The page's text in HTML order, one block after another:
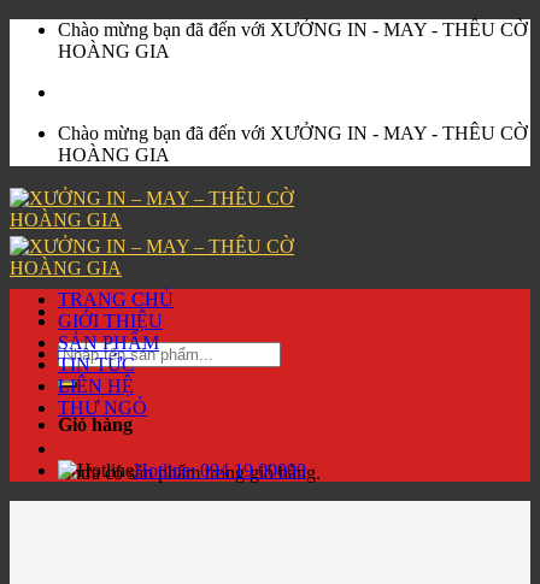
Skip
Chào mừng bạn đã đến với XƯỞNG IN - MAY - THÊU CỜ
HOÀNG GIA
Chào mừng bạn đã đến với XƯỞNG IN - MAY - THÊU CỜ
HOÀNG GIA
Tìm
kiếm:
Giỏ hàng
Chưa có sản phẩm trong giỏ hàng.
TRANG CHỦ
GIỚI THIỆU
SẢN PHẨM
TIN TỨC
LIÊN HỆ
THƯ NGỎ
Hotline:094 19 00000